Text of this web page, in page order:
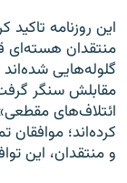
این روزنامه
منتقدان هسته‌ای
گلوله‌هایی
مقابلش سنگر
ائتلاف‌های
کرده‌اند؛
و منتقدان، این